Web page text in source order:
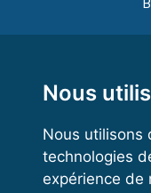
Nous
Nous utilisons
technologies
expérience de